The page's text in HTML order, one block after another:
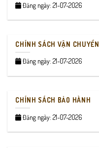
Đăng ngày: 21-07-2026
CHÍNH SÁCH VẬN CHUYỂN
Đăng ngày: 21-07-2026
CHÍNH SÁCH BẢO HÀNH
Đăng ngày: 21-07-2026